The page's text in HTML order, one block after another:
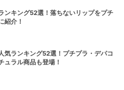
ンキング52選！落ちないリップをプチ
紹介！
気ランキング52選！プチプラ・デパコ
ュラル商品も登場！